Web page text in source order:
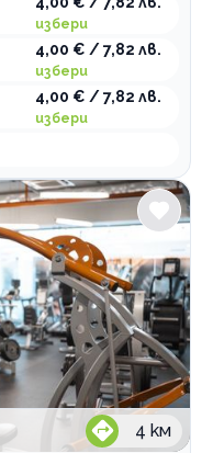
избери
4,00 € / 7,82 лв.
избери
4,00 € / 7,82 лв.
избери
4 км